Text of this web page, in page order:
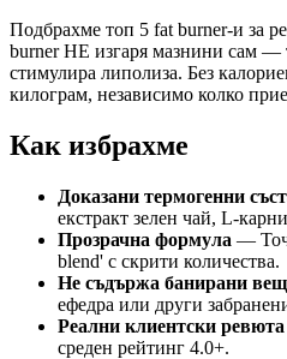
Подбрахме топ 5 fat burner-и за
burner НЕ изгаря мазнини сам —
стимулира липолиза. Без
килограм, независимо колко
Как избрахме
Доказани термогенни
екстракт зелен чай, L-
Прозрачна формула —
blend' с скрити количества.
Не съдържа банирани
ефедра или други
Реални клиентски ревюта
среден рейтинг 4.0+.